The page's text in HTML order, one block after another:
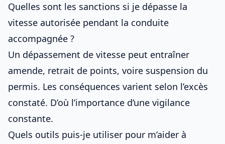
Quelles sont les sanctions si je dépasse la
vitesse autorisée pendant la conduite
accompagnée ?
Un dépassement de vitesse peut entraîner
amende, retrait de points, voire suspension du
permis. Les conséquences varient selon l’excès
constaté. D’où l’importance d’une vigilance
constante.
Quels outils puis-je utiliser pour m’aider à